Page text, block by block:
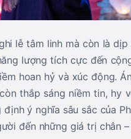
lễ tâm linh mà còn là dịp
lượng tích cực đến
hoan hỷ và xúc động.
thắp sáng niềm tin, hy
ý nghĩa sâu sắc của
đến những giá trị chân –